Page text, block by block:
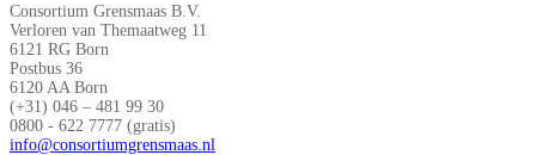
Consortium Grensmaas B.V.
Verloren van Themaatweg 11
6121 RG Born
Postbus 36
6120 AA Born
(+31) 046 – 481 99 30
0800 - 622 7777 (gratis)
info@consortiumgrensmaas.nl